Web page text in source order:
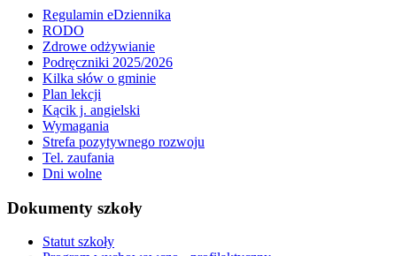
Regulamin eDziennika
RODO
Zdrowe odżywianie
Podręczniki 2025/2026
Kilka słów o gminie
Plan lekcji
Kącik j. angielski
Wymagania
Strefa pozytywnego rozwoju
Tel. zaufania
Dni wolne
Dokumenty szkoły
Statut szkoły